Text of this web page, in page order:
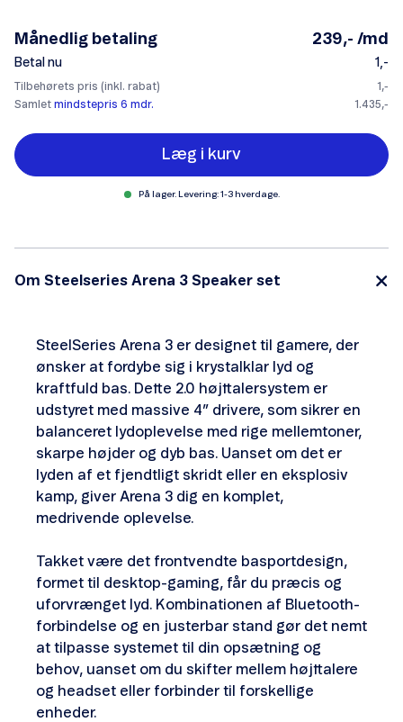
Månedlig betaling 239,- /md
Betal nu 1,-
Tilbehørets pris (inkl. rabat)
1,-
Samlet mindstepris 6 mdr. 1.435,-
Læg i kurv
På lager. Levering: 1-3 hverdage.
Om Steelseries Arena 3 Speaker set
SteelSeries Arena 3 er designet til gamere, der
ønsker at fordybe sig i krystalklar lyd og
kraftfuld bas. Dette 2.0 højttalersystem er
udstyret med massive 4” drivere, som sikrer en
balanceret lydoplevelse med rige mellemtoner,
skarpe højder og dyb bas. Uanset om det er
lyden af et fjendtligt skridt eller en eksplosiv
kamp, giver Arena 3 dig en komplet,
medrivende oplevelse.
Takket være det frontvendte basportdesign,
formet til desktop-gaming, får du præcis og
uforvrænget lyd. Kombinationen af Bluetooth-
forbindelse og en justerbar stand gør det nemt
at tilpasse systemet til din opsætning og
behov, uanset om du skifter mellem højttalere
og headset eller forbinder til forskellige
enheder.